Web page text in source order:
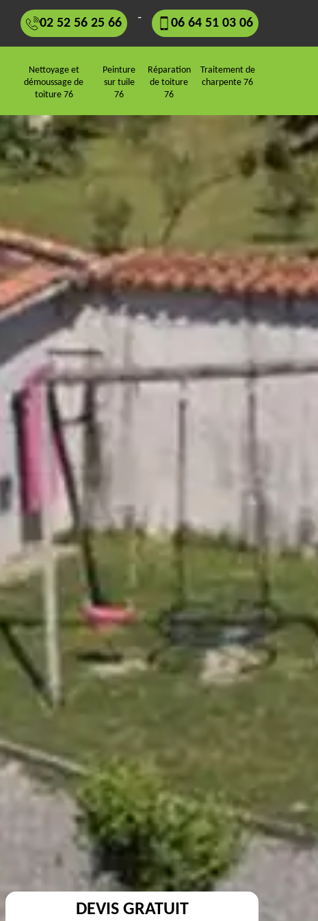
02 52 56 25 66 - 06 64 51 03 06
Nettoyage et
démoussage de
toiture 76
Peinture
sur tuile
76
Réparation
de toiture
76
Traitement de
charpente 76
DEVIS GRATUIT